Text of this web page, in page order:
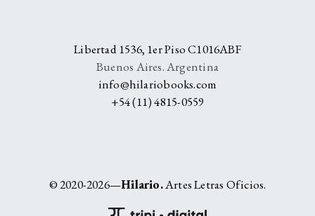
Libertad 1536, 1er Piso C1016ABF
Buenos Aires. Argentina
info@hilariobooks.com
+54 (11) 4815-0559
© 2020-2026—Hilario.Artes Letras Oficios.